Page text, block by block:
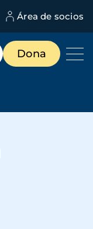
Área de socios
Dona